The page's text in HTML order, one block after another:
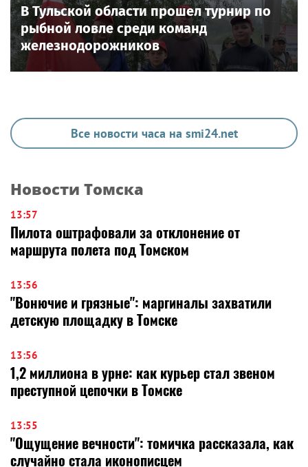
В Тульской области прошел турнир по
рыбной ловле среди команд
железнодорожников
Все новости часа на smi24.net
Новости Томска
13:57
Пилота оштрафовали за отклонение от
маршрута полета под Томском
13:56
"Вонючие и грязные": маргиналы захватили
детскую площадку в Томске
13:56
1,2 миллиона в урне: как курьер стал звеном
преступной цепочки в Томске
13:55
"Ощущение вечности": томичка рассказала, как
случайно стала иконописцем